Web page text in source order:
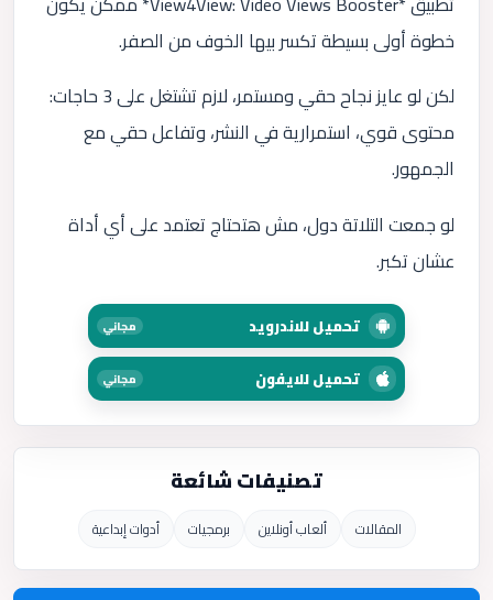
تصنيفات شائعة
المقالات ألعاب أونلاين برمجيات أدوات إبداعية
خطوة أولى بسيطة تكسر بيها الخوف من الصفر.
لكن لو عايز نجاح حقي ومستمر، لازم تشتغل على 3 حاجات:
محتوى قوي، استمرارية في النشر، وتفاعل حقي مع
الجمهور.
لو جمعت التلاتة دول، مش هتحتاج تعتمد على أي أداة
عشان تكبر.
تحميل للاندرويد مجاني
تحميل للايفون مجاني